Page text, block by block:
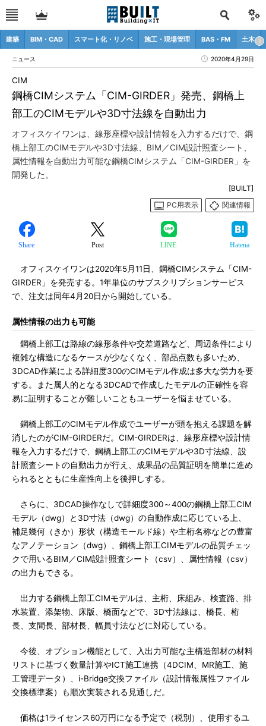
建築 BIM・CAD スマート化・リノベ 施工・現場管理 BAS・FM 土木
ニュース 2020年4月29日
鋼橋CIMシステム「CIM-GIRDER」発売、鋼橋上
部工のCIMモデルや3D寸法線を自動出力
CIM
オフィスケイワンは、線形座標や設計情報を入力するだけで、鋼
橋上部工のCIMモデルや3D寸法線、BIM／CIM設計照査シート、
属性情報を自動出力可能な鋼橋CIMシステム「CIM-GIRDER」を
開発した。
[BUILT]
PC用表示
関連情報
Share Post LINE Hatena
オフィスケイワンは2020年5月11日、鋼橋CIMシステム「CIM-
GIRDER」を発売する。1年単位のサブスクリプションサービス
で、注文は同年4月20日から開始している。
属性情報の出力も可能
鋼橋上部工は路線の線形条件や交差道路など、周辺条件により
複雑な構造になるケースが少なくなく、部品点数も多いため、
3DCAD作業による詳細度300のCIMモデル作成は多大な労力を要
する。また属人的となる3DCADで作成したモデルの正確性を容
易に証明することが難しいこともユーザーを悩ませている。
鋼橋上部工のCIMモデル作成でユーザーが頭を抱える課題を解
消したのがCIM-GIRDERだ。CIM-GIRDERは、線形座標や設計情
報を入力するだけで、鋼橋上部工のCIMモデルや3D寸法線、設
計照査シートの自動出力が行え、成果品の品質証明を簡単に進め
られるとともに生産性向上を後押しする。
さらに、3DCAD操作なしで詳細度300～400の鋼橋上部工CIM
モデル（dwg）と3D寸法（dwg）の自動作成に応じている上、
補足幾何（きか）形状（構造モールド線）や主桁名称などの豊富
なアノテーション（dwg）、鋼橋上部工CIMモデルの品質チェッ
クで用いるBIM／CIM設計照査シート（csv）、属性情報（csv）
の出力もできる。
出力する鋼橋上部工CIMモデルは、主桁、床組み、検査路、排
水装置、添架物、床版、橋面などで、3D寸法線は、橋長、桁
長、支間長、部材長、幅員寸法などに対応している。
今後、オプション機能として、入出力可能な主構造部材の材料
リストに基づく数量計算やICT施工連携（4DCIM、MR施工、施
工管理データ）、i-Bridge交換ファイル（設計情報属性ファイル
交換標準案）も順次実装される見通しだ。
価格は1ライセンス60万円になる予定で（税別）、使用するユ